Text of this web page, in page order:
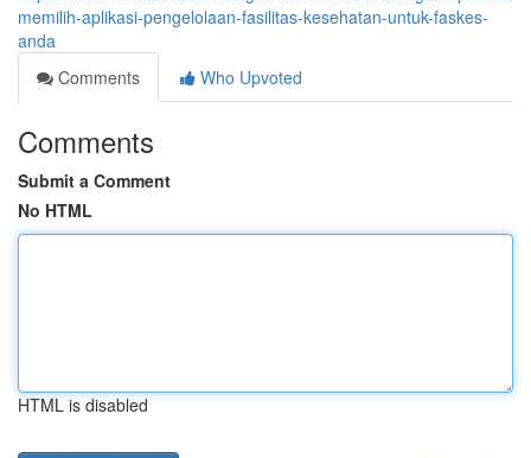
memilih-aplikasi-pengelolaan-fasilitas-kesehatan-untuk-faskes-
anda
Comments
Who Upvoted
Comments
Submit a Comment
No HTML
HTML is disabled